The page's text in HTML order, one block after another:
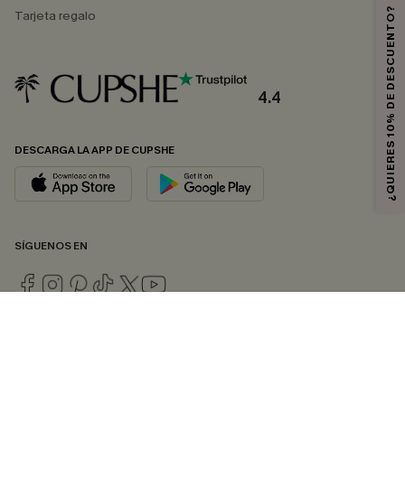
Tarjeta regalo
4.4
DESCARGA LA APP DE CUPSHE
SÍGUENOS EN
¿QUIERES 10% DE DESCUENTO?